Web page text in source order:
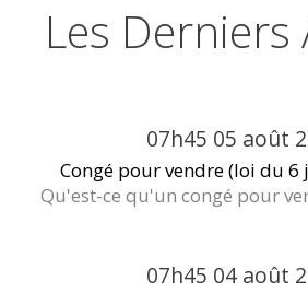
Les Derniers
07h45 05 août
Congé pour vendre (loi du 6
Qu'est-ce qu'un congé pour
07h45 04 août